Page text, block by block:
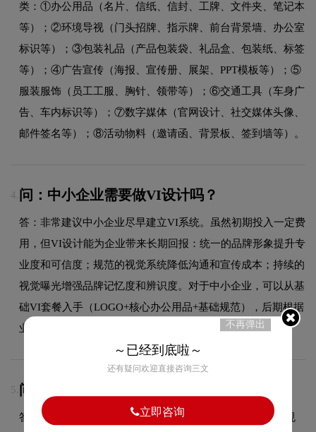
类：①办公用品（名片、信纸、信封、工牌、文件夹、笔记本
等）；②环境导视（门头招牌、指示牌、前台背景墙、办公室
标识等）；③包装礼品（产品包装袋、礼品盒、包装纸、标签
等）；④广告宣传（海报、宣传册、展架、PPT模板等）；⑤
服装服饰（员工工服、胸针、领带等）；⑥交通工具（车身广
告、车内标识等）；⑦数字媒体（官网设计、社交媒体头像、
邮件签名等）；⑧活动物料（邀请函、背景板、签到墙等）。
4. 问：中小企业需要做VI设计吗？
答：非常建议中小企业尽早建立VI系统。虽然初期投入一定费
用，但VI设计能为企业带来长期回报：统一的品牌形象提升专
业度和可信度；规范的视觉系统降低沟通和宣传成本；持续的
视觉曝光增强品牌记忆度和辨识度。对于中小企业，可以从基
础VI套餐入手（LOGO+核心办公用品+基础规范），后期根据
业务发展逐步补充完善，不必一步到位。
5. 问：VI设计完成后企业如何落地执行？
答：VI落地执行需要注意以下几点：首先，严格按VI手册规
不再弹出
～已经到底啦～
还有疑问欢迎直接咨询三文
立即咨询